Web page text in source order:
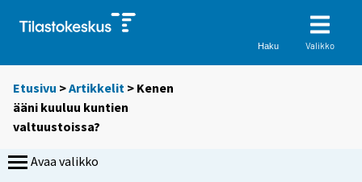
Haku Valikko
Etusivu >Artikkelit > Kenen
ääni kuuluu kuntien
valtuustoissa?
Avaa valikko